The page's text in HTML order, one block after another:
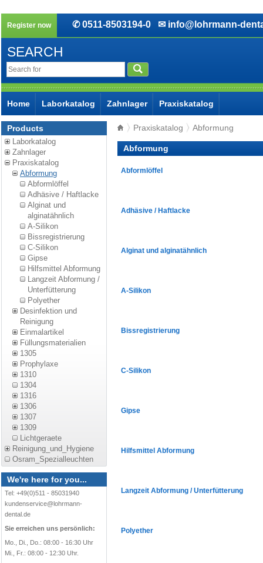
Register now ✆ 0511-8503194-0 ✉ info@lohrmann-
SEARCH
Home Laborkatalog Zahnlager Praxiskatalog
Products
Laborkatalog
Zahnlager
Praxiskatalog
Abformung
Abformlöffel
Adhäsive / Haftlacke
Alginat und
alginatähnlich
A-Silikon
Bissregistrierung
C-Silikon
Gipse
Hilfsmittel Abformung
Langzeit Abformung /
Unterfütterung
Polyether
Desinfektion und
Reinigung
Einmalartikel
Füllungsmaterialien
1305
Prophylaxe
1310
1304
1316
1306
1307
1309
Lichtgeraete
Reinigung_und_Hygiene
Osram_Spezialleuchten
We're here for you...
Tel: +49(0)511 - 85031940
kundenservice@lohrmann-
dental.de
Sie erreichen uns persönlich:
Mo., Di., Do.: 08:00 - 16:30 Uhr
Mi., Fr.: 08:00 - 12:30 Uhr.
Praxiskatalog Abformung
Abformung
Abformlöffel
Adhäsive / Haftlacke
Alginat und alginatähnlich
A-Silikon
Bissregistrierung
C-Silikon
Gipse
Hilfsmittel Abformung
Langzeit Abformung / Unterfütterung
Polyether